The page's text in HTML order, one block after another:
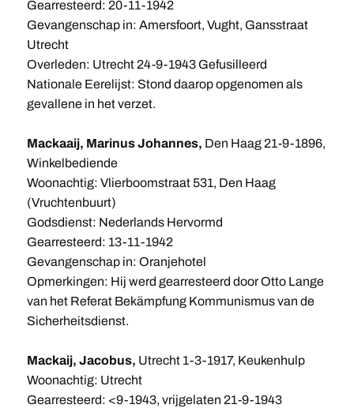
Gearresteerd: 20-11-1942
Gevangenschap in: Amersfoort, Vught, Gansstraat
Utrecht
Overleden: Utrecht 24-9-1943 Gefusilleerd
Nationale Eerelijst: Stond daarop opgenomen als
gevallene in het verzet.
Mackaaij, Marinus Johannes, Den Haag 21-9-1896,
Winkelbediende
Woonachtig: Vlierboomstraat 531, Den Haag
(Vruchtenbuurt)
Godsdienst: Nederlands Hervormd
Gearresteerd: 13-11-1942
Gevangenschap in: Oranjehotel
Opmerkingen: Hij werd gearresteerd door Otto Lange
van het Referat Bekämpfung Kommunismus van de
Sicherheitsdienst.
Mackaij, Jacobus, Utrecht 1-3-1917, Keukenhulp
Woonachtig: Utrecht
Gearresteerd: <9-1943, vrijgelaten 21-9-1943